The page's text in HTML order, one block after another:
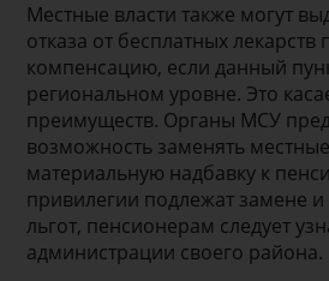
Местные власти также могут
отказа от бесплатных
компенсацию, если данный
региональном уровне. Это
преимуществ. Органы МСУ
возможность заменять
материальную надбавку к
привилегии подлежат замене и
льгот, пенсионерам следует
администрации своего района.